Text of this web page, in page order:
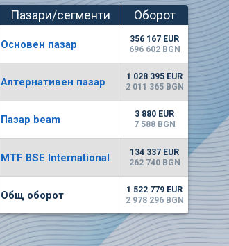
Пазари/сегменти
Оборот
(евро)
Основен пазар
356 167 EUR
696 602 BGN
Алтернативен пазар
1 028 395 EUR
2 011 365 BGN
Пазар beam
3 880 EUR
7 588 BGN
MTF BSE International
134 337 EUR
262 740 BGN
Общ оборот
1 522 779 EUR
2 978 296 BGN